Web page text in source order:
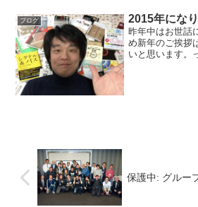
ブログ 2015年にな
昨年中はお世話
め新年のご挨拶
いと思います。
保護中: グルー